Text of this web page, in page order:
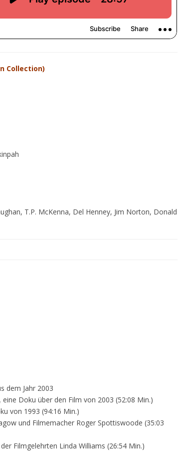
Collection)
T.P. McKenna, Del Henney, Jim Norton, Donald
dem Jahr 2003
Doku über den Film von 2003 (52:08 Min.)
von 1993 (94:16 Min.)
und Filmemacher Roger Spottiswoode (35:03
Filmgelehrten Linda Williams (26:54 Min.)